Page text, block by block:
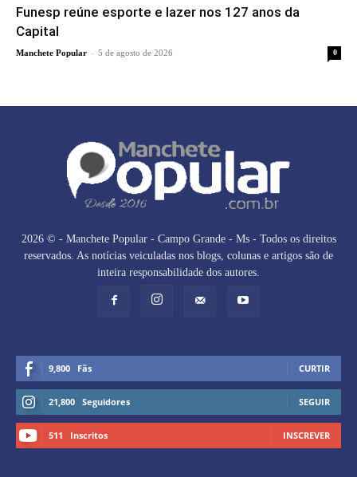
Funesp reúne esporte e lazer nos 127 anos da
Capital
Manchete Popular - 5 de agosto de 2026 0
2026 © - Manchete Popular - Campo Grande - Ms - Todos os direitos
reservados. As notícias veiculadas nos blogs, colunas e artigos são de
inteira responsabilidade dos autores.
9,800 Fãs CURTIR
21,800 Seguidores SEGUIR
511 Inscritos INSCREVER